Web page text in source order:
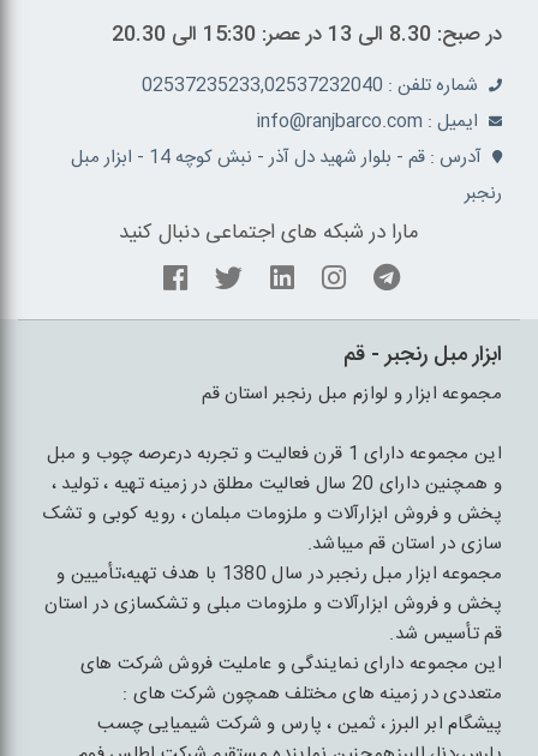
در صبح: 8.30 الی 13 در عصر: 15:30 الی 20.30
شماره تلفن : 02537235233,02537232040
ايميل : info@ranjbarco.com
آدرس : قم - بلوار شهید دل آذر - نبش کوچه 14 - ابزار مبل
رنجبر
مارا در شبکه های اجتماعی دنبال کنید
ابزار مبل رنجبر - قم
مجموعه ابزار و لوازم مبل رنجبر استان قم
این مجموعه دارای 1 قرن فعالیت و تجربه درعرصه چوب و مبل
و همچنین دارای 20 سال فعالیت مطلق در زمینه تهیه ، تولید ،
پخش و فروش ابزارآلات و ملزومات مبلمان ، رویه کوبی و تشک
سازی در استان قم میباشد.
مجموعه ابزار مبل رنجبر در سال 1380 با هدف تهیه،تأمیین و
پخش و فروش ابزارآلات و ملزومات مبلی و تشکسازی در استان
قم تأسیس شد.
این مجموعه دارای نمایندگی و عاملیت فروش شرکت های
متعددی در زمینه های مختلف همچون شرکت های :
پیشگام ابر البرز ، ثمین ، پارس و شرکت شیمیایی چسب